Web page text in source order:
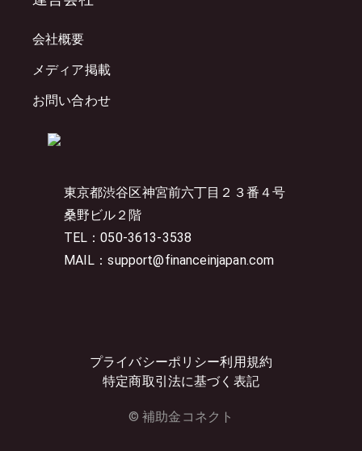
東京都渋谷区神宮前六丁目２３番４号
桑野ビル２階
TEL：050-3613-3538
MAIL：support@financeinjapan.com
プライバシーポリシー利用規約
特定商取引法に基づく表記
© 補助金コネクト
会社概要
メディア掲載
お問い合わせ